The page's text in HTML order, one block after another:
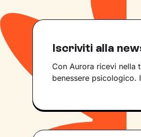
Iscriviti alla
Con Aurora ricevi nella
benessere psicologico.